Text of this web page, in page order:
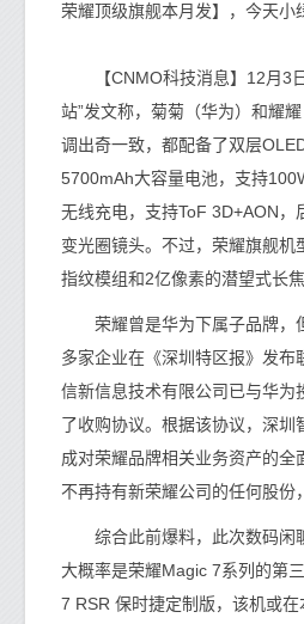
荣耀顶级旗舰本月发】，今天小
【CNMO科技消息】12月3日
站”发文称，菊菊（华为）和耀
调出奇一致，都配备了双层
5700mAh大容量电池，支持
无线充电，支持ToF 3D+AON，
变光圈镜头。不过，荣耀旗舰机
指纹模组和2亿像素的潜望式长焦
荣耀曾是华为下属子品牌，
多家企业在《深圳特区报》发布
信新信息技术有限公司已与华为
了收购协议。根据该协议，深圳
成对荣耀品牌相关业务资产的全
不再持有新荣耀公司的任何股份
综合此前爆料，此次数码闲
大概率是荣耀Magic 7系列的第
7 RSR 保时捷定制版，该机或